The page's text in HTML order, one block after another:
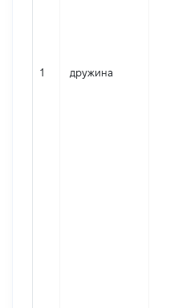
1 дружина